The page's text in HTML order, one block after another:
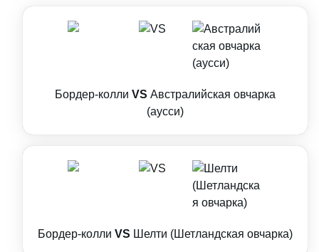
Бордер-колли VS Австралийская овчарка
(аусси)
Бордер-колли VS Шелти (Шетландская овчарка)